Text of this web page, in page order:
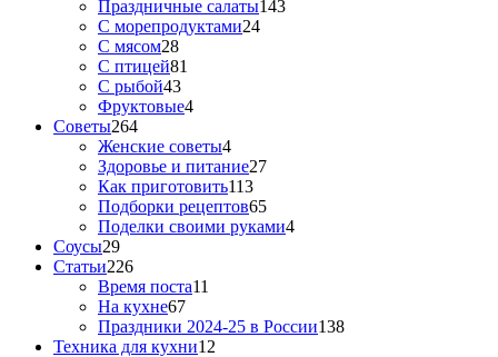
Праздничные салаты143
С морепродуктами24
С мясом28
С птицей81
С рыбой43
Фруктовые4
Советы264
Женские советы4
Здоровье и питание27
Как приготовить113
Подборки рецептов65
Поделки своими руками4
Соусы29
Статьи226
Время поста11
На кухне67
Праздники 2024-25 в России138
Техника для кухни12